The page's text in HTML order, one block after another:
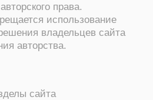
права.
использование
владельцев сайта
авторства.
сайта